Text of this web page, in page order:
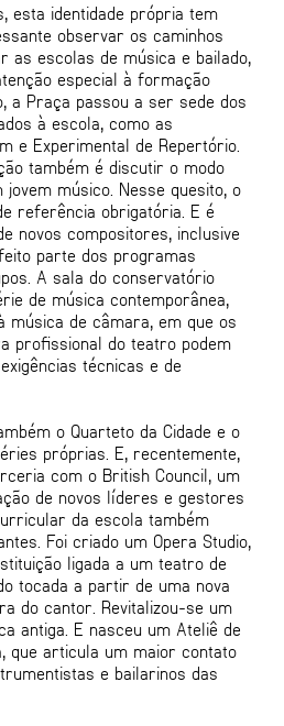
esta identidade própria tem
observar os caminhos
as escolas de música e bailado,
especial à formação
a Praça passou a ser sede dos
à escola, como as
e Experimental de Repertório.
também é discutir o modo
músico. Nesse quesito, o
referência obrigatória. E é
novos compositores, inclusive
parte dos programas
A sala do conservatório
de música contemporânea,
música de câmara, em que os
profissional do teatro podem
técnicas e de
o Quarteto da Cidade e o
próprias. E, recentemente,
com o British Council, um
de novos líderes e gestores
da escola também
Foi criado um Opera Studio,
ligada a um teatro de
tocada a partir de uma nova
do cantor. Revitalizou-se um
antiga. E nasceu um Ateliê de
que articula um maior contato
e bailarinos das